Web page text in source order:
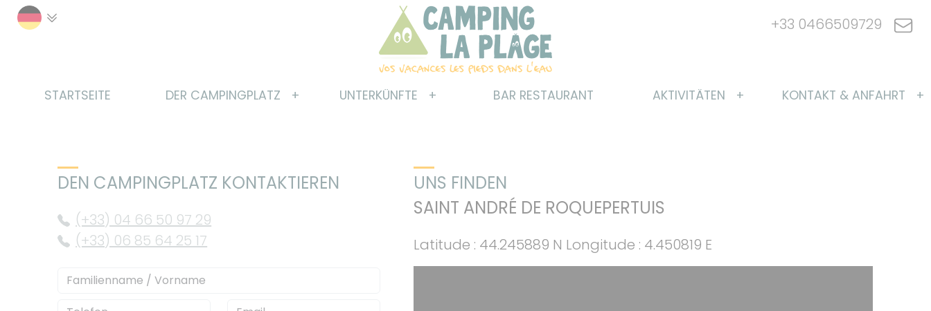
STARTSEITE DER CAMPINGPLATZ UNTERKÜNFTE BAR RESTAURANT AKTIVITÄTEN KONTAKT & ANFAHRT
+33 0466509729
DEN CAMPINGPLATZ KONTAKTIEREN
(+33) 04 66 50 97 29
(+33) 06 85 64 25 17
UNS FINDEN
SAINT ANDRÉ DE ROQUEPERTUIS
Latitude : 44.245889 N Longitude : 4.450819 E
Cookie-Einstellungen